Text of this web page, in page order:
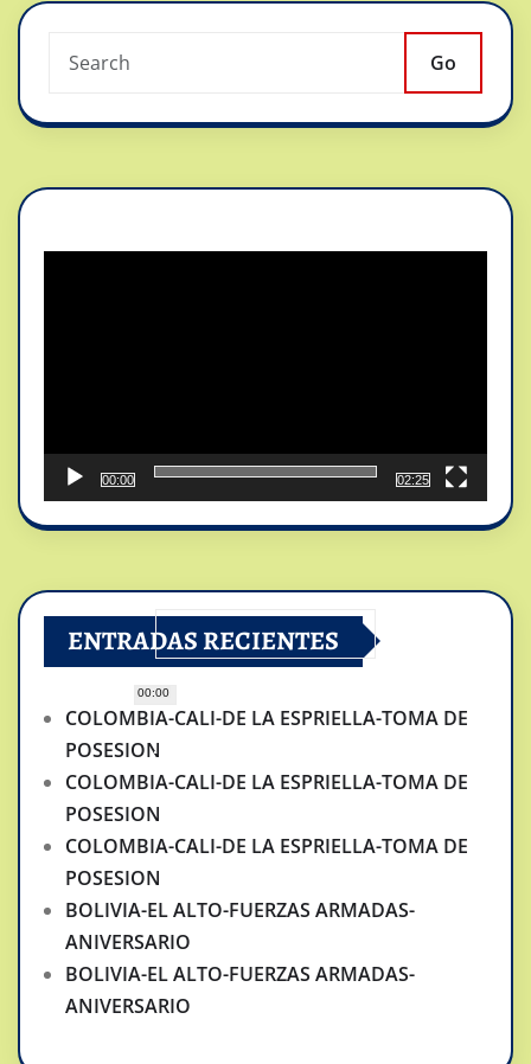
Go
00:00
00:00
02:25
ENTRADAS RECIENTES
COLOMBIA-CALI-DE LA ESPRIELLA-TOMA DE
POSESION
COLOMBIA-CALI-DE LA ESPRIELLA-TOMA DE
POSESION
COLOMBIA-CALI-DE LA ESPRIELLA-TOMA DE
POSESION
BOLIVIA-EL ALTO-FUERZAS ARMADAS-
ANIVERSARIO
BOLIVIA-EL ALTO-FUERZAS ARMADAS-
ANIVERSARIO